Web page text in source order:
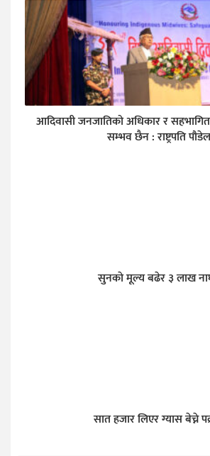
आदिवासी जनजातिको अधिकार र
सम्भव छैन : राष्ट्रपति पौडेल
सुनकाे मूल्य बढेर ३ लाख
सात हजार लिएर ग्यास बेच्ने